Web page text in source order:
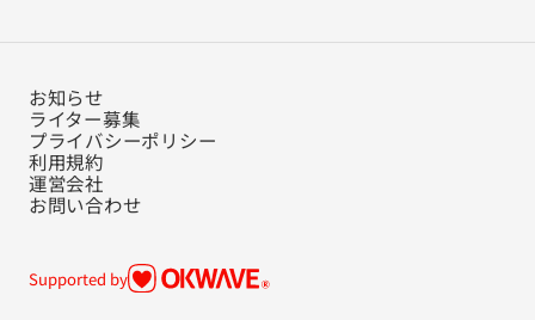
お知らせ
ライター募集
プライバシーポリシー
利用規約
運営会社
お問い合わせ
Supported by